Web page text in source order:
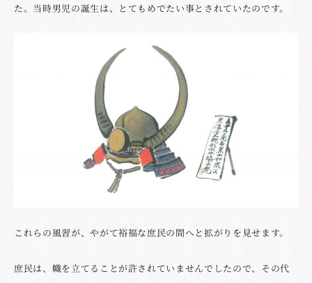
た。当時男児の誕生は、とてもめでたい事とされていたのです。
これらの風習が、やがて裕福な庶民の間へと拡がりを見せます。
庶民は、幟を立てることが許されていませんでしたので、その代